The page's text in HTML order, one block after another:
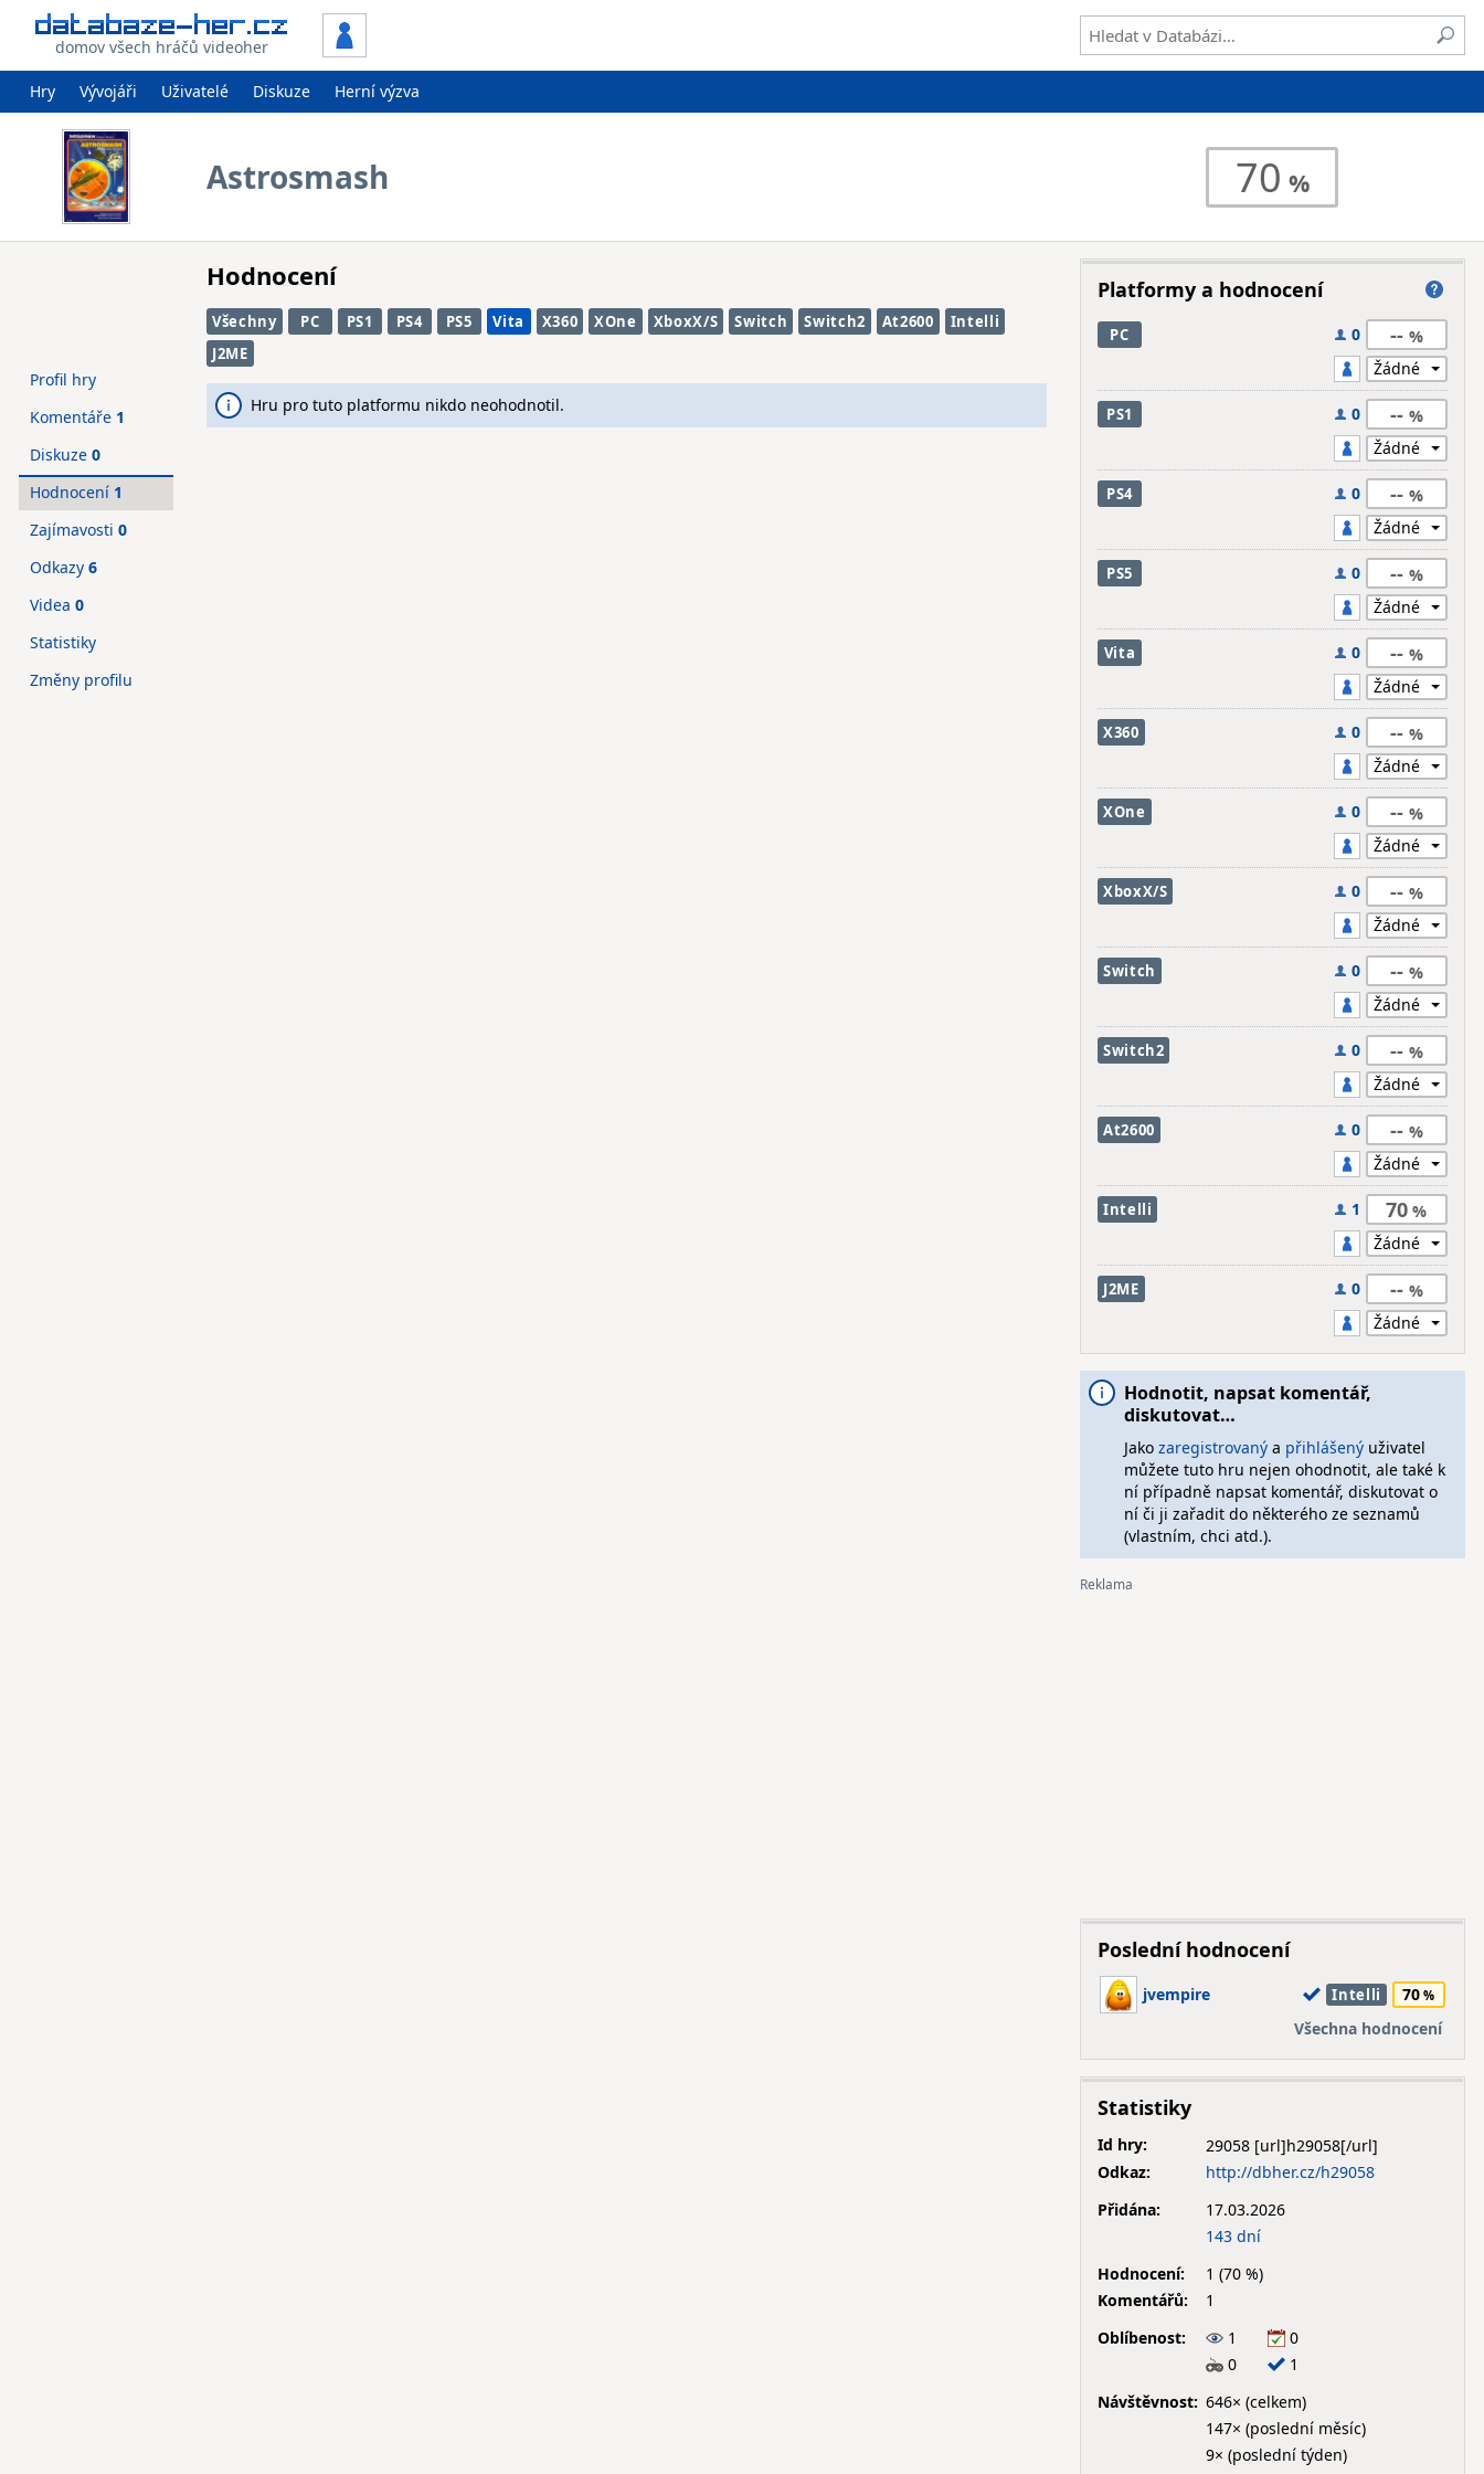
domov všech hráčů videoher
Hry Vývojáři Uživatelé Diskuze Herní výzva
Astrosmash 70
Hodnocení
Všechny PC PS1 PS4 PS5 Vita X360 XOne XboxX/S Switch Switch2 At2600
Intelli
J2ME
Hru pro tuto platformu nikdo neohodnotil.
Profil hry
Komentáře 1
Diskuze 0
Hodnocení 1
Zajímavosti 0
Odkazy 6
Videa 0
Statistiky
Změny profilu
Platformy a hodnocení
PC 0 --
PS1 0 --
PS4 0 --
PS5 0 --
Vita 0 --
X360 0 --
XOne 0 --
XboxX/S 0 --
Switch 0 --
Switch2 0 --
At2600 0 --
Intelli 1 70
J2ME 0 --
Hodnotit, napsat komentář,
diskutovat…
Jako zaregistrovanýa přihlášenýuživatel
můžete tuto hru nejen ohodnotit, ale také k
ní případně napsat komentář, diskutovat o
ní či ji zařadit do některého ze seznamů
(vlastním, chci atd.).
Poslední hodnocení
jvempire Intelli
70
Všechna hodnocení
Statistiky
Id hry:
29058
Odkaz:
http://dbher.cz/h29058
Přidána:
17.03.2026
143 dní
Hodnocení:
1 (70 %)
Komentářů:
1
Oblíbenost:
1
0
0
1
Návštěvnost: 646× (celkem)
147× (poslední měsíc)
9× (poslední týden)